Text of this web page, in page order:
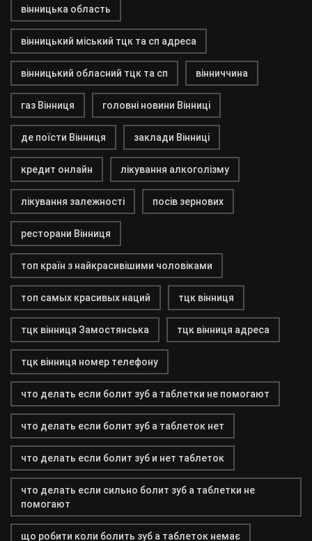
вінницька область
вінницький міський тцк та сп адреса
вінницький обласний тцк та сп вінниччина
газ Вінниця головні новини Вінниці
де поїсти Вінниця заклади Вінниці
кредит онлайн лікування алкоголізму
лікування залежності посів зернових
ресторани Вінниця
топ країн з найкрасивішими чоловіками
топ самых красивых наций тцк вінниця
тцк вінниця Замостянська тцк вінниця адреса
тцк вінниця номер телефону
что делать если болит зуб а таблетки не помогают
что делать если болит зуб а таблеток нет
что делать если болит зуб и нет таблеток
что делать если сильно болит зуб а таблетки не
помогают
що робити коли болить зуб а таблеток немає